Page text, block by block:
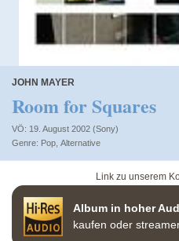
JOHN MAYER
Room for Squares
VÖ: 19. August 2002 (Sony)
Pop Alternative
Link zu unserem
Album in hoher
kaufen oder